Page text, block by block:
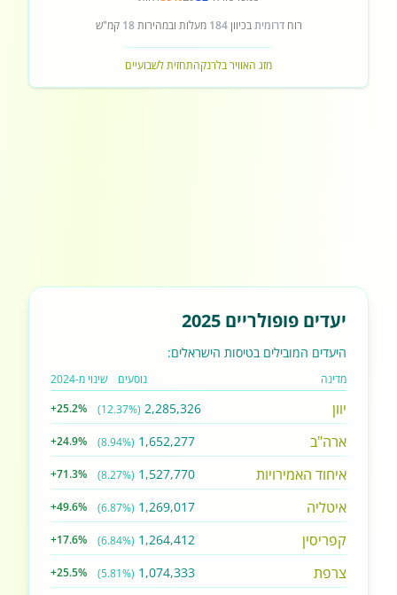
רוחדרומיתבכיוון184 מעלות ובמהירות18 קמ"ש
מזג האוויר בלרנקהתחזית לשבועיים
יעדים פופולריים 2025
היעדים המובילים בטיסות הישראלים:
מדינה נוסעים שינוי מ-2024
יוון 2,285,326
(12.37%)
+25.2%
ארה"ב 1,652,277
(8.94%)
+24.9%
איחוד האמירויות 1,527,770
(8.27%)
+71.3%
איטליה 1,269,017
(6.87%)
+49.6%
קפריסין 1,264,412
(6.84%)
+17.6%
צרפת 1,074,333
(5.81%)
+25.5%